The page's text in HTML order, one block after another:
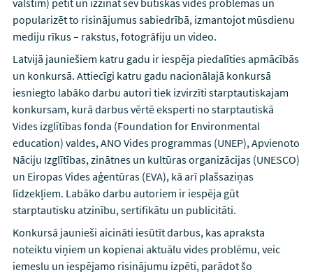
valstīm) pētīt un izzināt sev būtiskas vides problēmas un
popularizēt to risinājumus sabiedrībā, izmantojot mūsdienu
mediju rīkus – rakstus, fotogrāfiju un video.
Latvijā jauniešiem katru gadu ir iespēja piedalīties apmācībās
un konkursā. Attiecīgi katru gadu nacionālajā konkursā
iesniegto labāko darbu autori tiek izvirzīti starptautiskajam
konkursam, kurā darbus vērtē eksperti no starptautiskā
Vides izglītības fonda (Foundation for Environmental
education) valdes, ANO Vides programmas (UNEP), Apvienoto
Nāciju Izglītības, zinātnes un kultūras organizācijas (UNESCO)
un Eiropas Vides aģentūras (EVA), kā arī plašsaziņas
līdzekļiem. Labāko darbu autoriem ir iespēja gūt
starptautisku atzinību, sertifikātu un publicitāti.
Konkursā jaunieši aicināti iesūtīt darbus, kas apraksta
noteiktu viņiem un kopienai aktuālu vides problēmu, veic
iemeslu un iespējamo risinājumu izpēti, parādot šo